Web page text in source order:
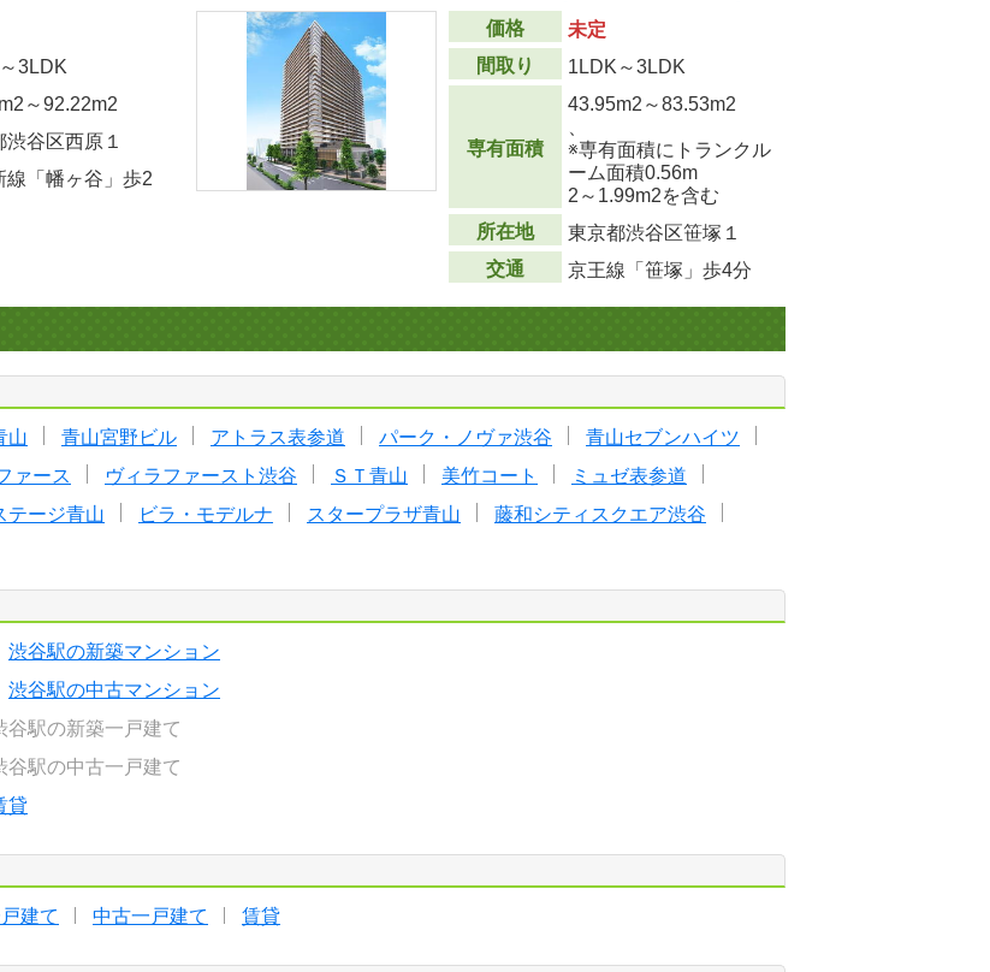
3LDK
2 ～92.22m2
渋谷区西原１
線「幡ヶ谷」歩2
価格
未定
間取り
1LDK～3LDK
専有面積
43.95m2 ～83.53m2
※専有面積にトランクル
ーム面積0.56m
2 ～1.99m2を含む
所在地
東京都渋谷区笹塚１
交通
京王線「笹塚」歩4分
山 青山宮野ビル アトラス表参道 パーク・ノヴァ渋谷
青山セブンハイツ
ァース ヴィラファースト渋谷 ＳＴ青山 美竹コート
ミュゼ表参道
テージ青山 ビラ・モデルナ スタープラザ青山
藤和シティスクエア渋谷
渋谷駅の新築マンション
渋谷駅の中古マンション
谷駅の新築一戸建て
谷駅の中古一戸建て
貸
建て 中古一戸建て 賃貸